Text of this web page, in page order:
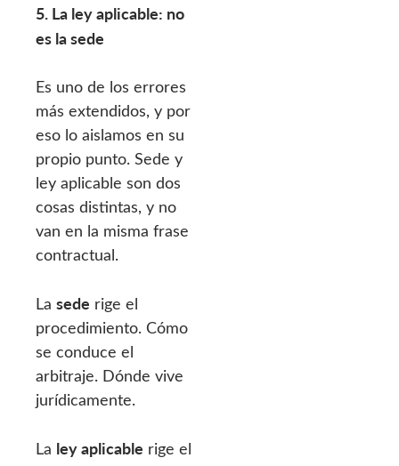
5. La ley aplicable: no
es la sede
Es uno de los errores
más extendidos, y por
eso lo aislamos en su
propio punto. Sede y
ley aplicable son dos
cosas distintas, y no
van en la misma frase
contractual.
La sede rige el
procedimiento. Cómo
se conduce el
arbitraje. Dónde vive
jurídicamente.
La ley aplicable rige el